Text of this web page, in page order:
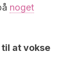
noget
at vokse